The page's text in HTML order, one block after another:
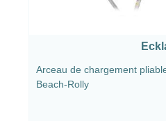
Arceau de chargement
Beach-Rolly